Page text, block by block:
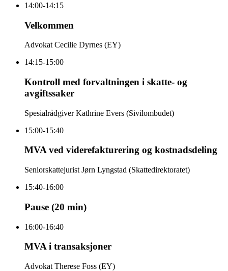
14:00-14:15
Velkommen
Advokat Cecilie Dyrnes (EY)
14:15-15:00
Kontroll med forvaltningen i skatte- og
avgiftssaker
Spesialrådgiver Kathrine Evers (Sivilombudet)
15:00-15:40
MVA ved viderefakturering og kostnadsdeling
Seniorskattejurist Jørn Lyngstad (Skattedirektoratet)
15:40-16:00
Pause (20 min)
16:00-16:40
MVA i transaksjoner
Advokat Therese Foss (EY)